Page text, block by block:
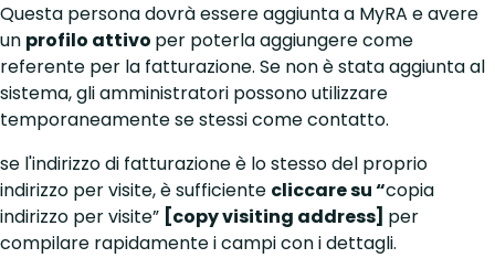
Questa persona dovrà essere aggiunta a MyRA e avere
un profilo attivo per poterla aggiungere come
referente per la fatturazione. Se non è stata aggiunta al
sistema, gli amministratori possono utilizzare
temporaneamente se stessi come contatto.
se l'indirizzo di fatturazione è lo stesso del proprio
indirizzo per visite, è sufficiente cliccare su “copia
indirizzo per visite” [copy visiting address] per
compilare rapidamente i campi con i dettagli.